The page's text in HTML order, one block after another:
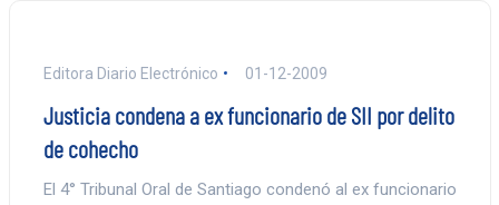
Editora Diario Electrónico 01-12-2009
Justicia condena a ex funcionario de SII por delito
de cohecho
El 4° Tribunal Oral de Santiago condenó al ex funcionario